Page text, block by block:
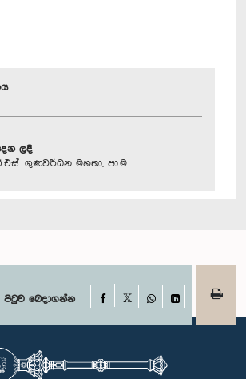
ලදී
ගුණවර්ධන මහතා, පා.ම.
පිටුව බෙදාගන්න Facebook
WhatsAppLinkedIn